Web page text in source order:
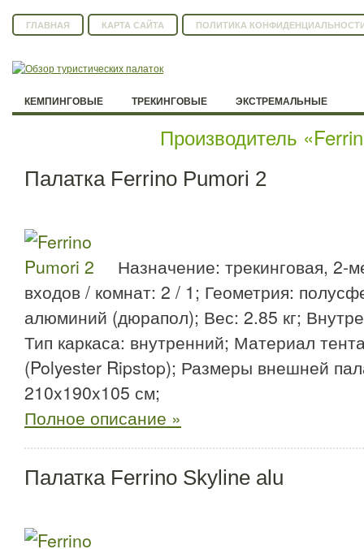
ГЛАВНАЯ КАРТА САЙТА ПОЛИТИКА
КЕМПИНГОВЫЕ ТРЕКИНГОВЫЕ ЭКСТРЕМАЛЬНЫЕ
Производитель
Палатка Ferrino Pumori 2
Назначение: трекинговая, 2-
входов / комнат: 2 / 1; Геометрия:
алюминий (дюрапол); Вес: 2.85 кг;
Тип каркаса: внутренний; Материал
(Polyester Ripstop); Размеры внешней
210x190x105 см;
Полное описание »
Палатка Ferrino Skyline alu